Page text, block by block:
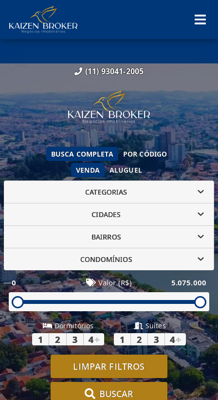
(11) 93041-2005
VENDA ALUGUEL
BUSCA COMPLETA POR CÓDIGO
CATEGORIAS
CIDADES
BAIRROS
CONDOMÍNIOS
0 Valor (R$) 5.075.000
Dormitórios
1 2 3 4+
Suítes
1 2 3 4+
LIMPAR FILTROS
BUSCAR